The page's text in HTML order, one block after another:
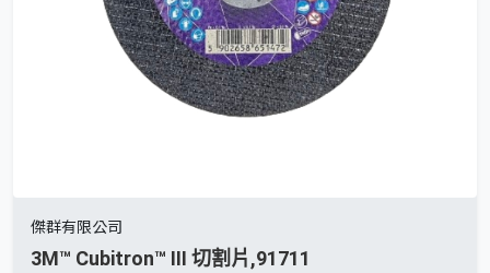
傑群有限公司
3M™ Cubitron™ III 切割片,91711